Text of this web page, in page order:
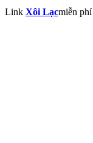
Link Xôi Lạcmiễn phí